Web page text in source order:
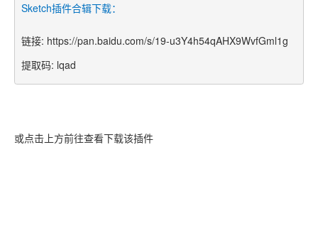
Sketch插件合辑下载：
链接: https://pan.baidu.com/s/19-u3Y4h54qAHX9WvfGml1g
提取码: lqad
或点击上方前往查看下载该插件